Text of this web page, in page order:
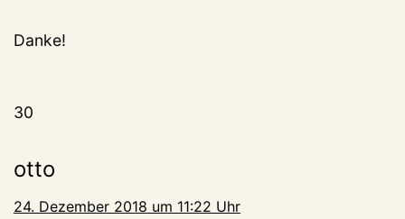
Danke!
30
otto
24. Dezember 2018 um 11:22 Uhr